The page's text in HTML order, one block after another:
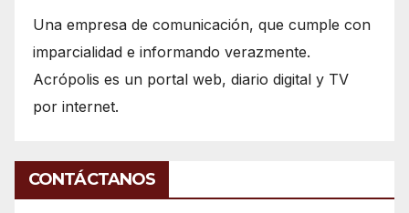
Una empresa de comunicación, que cumple con
imparcialidad e informando verazmente.
Acrópolis es un portal web, diario digital y TV
por internet.
CONTÁCTANOS